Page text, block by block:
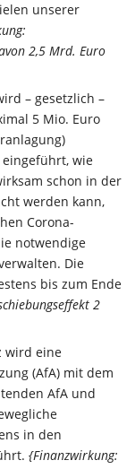
unserer
2,5 Mrd. Euro
– gesetzlich –
5 Mio. Euro
wie
schon in der
werden kann,
Corona-
notwendige
Die
bis zum Ende
2
wird eine
(AfA) mit dem
AfA und
in den
{Finanzwirkung: